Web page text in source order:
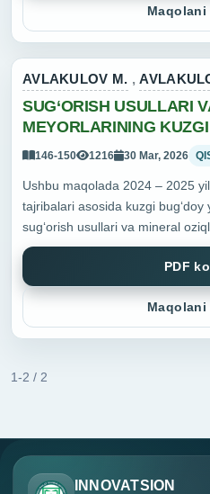
AVLAKULOV M. ,
SUG‘ORISH USULLARI
MEYORLARINING
CHIDAMLILIGIGA
146-150 1216 30 Mar, 2026
Ushbu maqolada 2024 – 2025
tajribalari asosida kuzgi
sug‘orish usullari va mineral
o‘simlikning o‘sishi, rivojlanishi
PDF
1-2 / 2
INNOVATSION